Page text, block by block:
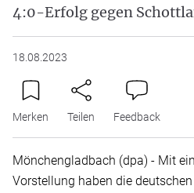
4:0-Erfolg gegen
18.08.2023
Merken Teilen Feedback
Mönchengladbach (dpa) - Mit
Vorstellung haben die